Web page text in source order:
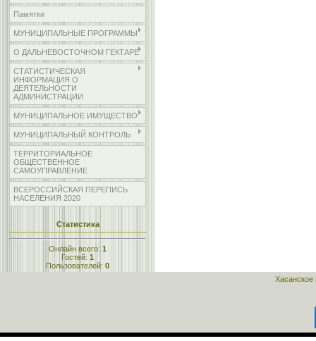
Памятки
МУНИЦИПАЛЬНЫЕ ПРОГРАММЫ
О ДАЛЬНЕВОСТОЧНОМ ГЕКТАРЕ
СТАТИСТИЧЕСКАЯ
ИНФОРМАЦИЯ О
ДЕЯТЕЛЬНОСТИ
АДМИНИСТРАЦИИ
МУНИЦИПАЛЬНОЕ ИМУЩЕСТВО
МУНИЦИПАЛЬНЫЙ КОНТРОЛЬ
ТЕРРИТОРИАЛЬНОЕ
ОБЩЕСТВЕННОЕ
САМОУПРАВЛЕНИЕ
ВСЕРОССИЙСКАЯ ПЕРЕПИСЬ
НАСЕЛЕНИЯ 2020
Статистика
Онлайн всего: 1
Гостей: 1
Пользователей: 0
Хасанское